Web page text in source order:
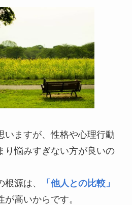
いますが、性格や心理行動
り悩みすぎない方が良いの
源は、
「他人との比較」
高いからです。